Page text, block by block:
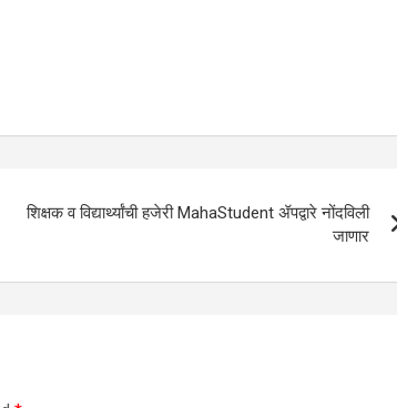
शिक्षक व विद्यार्थ्यांची हजेरी MahaStudent ॲपद्वारे नोंदविली
जाणार